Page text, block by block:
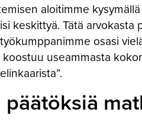
aloitimme
keskittyä. Tätä
osasi
useammasta